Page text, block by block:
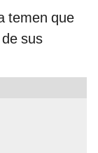
temen que
sus